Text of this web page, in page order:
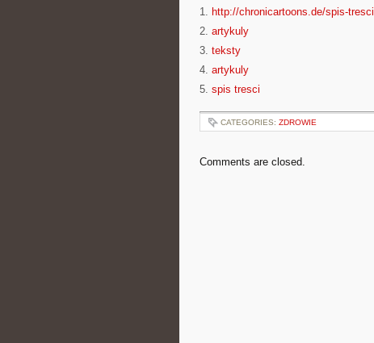
1. http://chronicartoons.de/spis-tresci
2. artykuly
3. teksty
4. artykuly
5. spis tresci
CATEGORIES: ZDROWIE
Comments are closed.